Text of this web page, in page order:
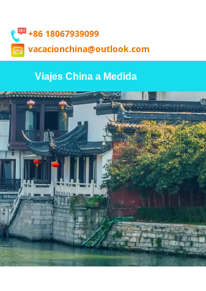
+86 18067939099
vacacionchina@outlook.com
Viajes China a Medida